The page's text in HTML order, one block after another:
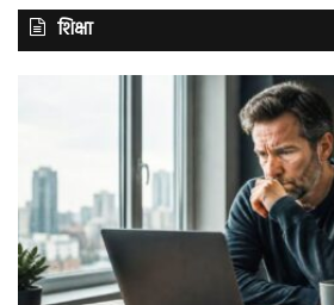
शिक्षा